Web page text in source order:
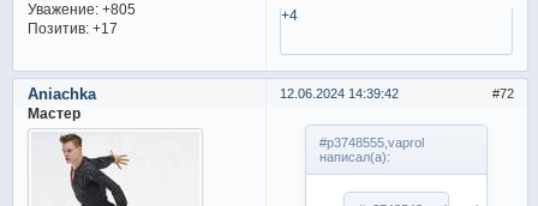
Уважение: +805
Позитив: +17
+4
72
12.06.2024 14:39:42
Aniachka
Мастер
#p3748555,vaprol
написал(а):